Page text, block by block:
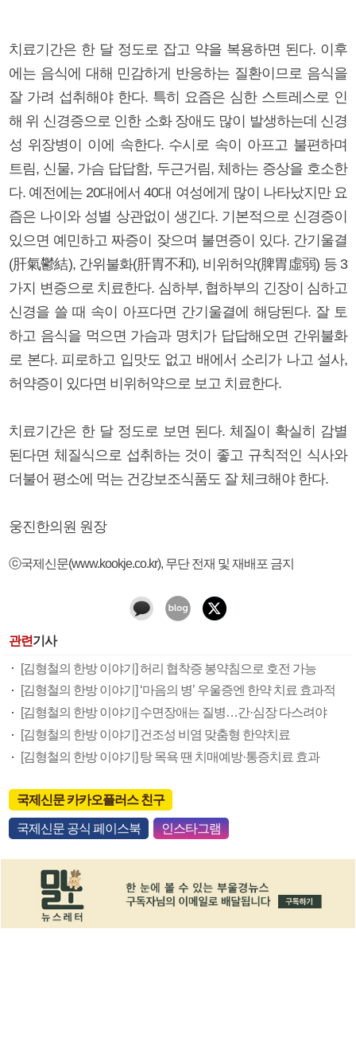
치료기간은 한 달 정도로 잡고 약을 복용하면 된다. 이후
에는 음식에 대해 민감하게 반응하는 질환이므로 음식을
잘 가려 섭취해야 한다. 특히 요즘은 심한 스트레스로 인
해 위 신경증으로 인한 소화 장애도 많이 발생하는데 신경
성 위장병이 이에 속한다. 수시로 속이 아프고 불편하며
트림, 신물, 가슴 답답함, 두근거림, 체하는 증상을 호소한
다. 예전에는 20대에서 40대 여성에게 많이 나타났지만 요
즘은 나이와 성별 상관없이 생긴다. 기본적으로 신경증이
있으면 예민하고 짜증이 잦으며 불면증이 있다. 간기울결
(肝氣鬱結), 간위불화(肝胃不和), 비위허약(脾胃虛弱) 등 3
가지 변증으로 치료한다. 심하부, 협하부의 긴장이 심하고
신경을 쓸 때 속이 아프다면 간기울결에 해당된다. 잘 토
하고 음식을 먹으면 가슴과 명치가 답답해오면 간위불화
로 본다. 피로하고 입맛도 없고 배에서 소리가 나고 설사,
허약증이 있다면 비위허약으로 보고 치료한다.
치료기간은 한 달 정도로 보면 된다. 체질이 확실히 감별
된다면 체질식으로 섭취하는 것이 좋고 규칙적인 식사와
더불어 평소에 먹는 건강보조식품도 잘 체크해야 한다.
웅진한의원 원장
ⓒ국제신문(www.kookje.co.kr), 무단 전재 및 재배포 금지
관련기사
[김형철의 한방 이야기] 허리 협착증 봉약침으로 호전 가능
[김형철의 한방 이야기] ‘마음의 병’ 우울증엔 한약 치료 효과적
[김형철의 한방 이야기] 수면장애는 질병…간·심장 다스려야
[김형철의 한방 이야기] 건조성 비염 맞춤형 한약치료
[김형철의 한방 이야기] 탕 목욕 땐 치매예방·통증치료 효과
국제신문 카카오플러스 친구
국제신문 공식 페이스북 인스타그램